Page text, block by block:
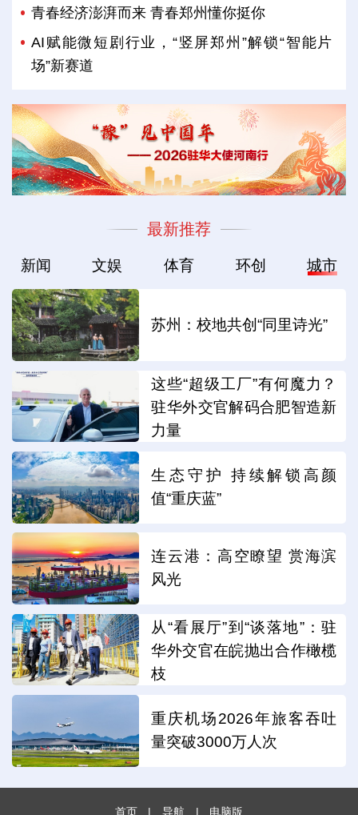
青春经济澎湃而来 青春郑州懂你挺你
AI赋能微短剧行业，“竖屏郑州”解锁“智能片
场”新赛道
最新推荐
新闻 文娱 体育 环创 城市
苏州：校地共创“同里诗光”
这些“超级工厂”有何魔力？
驻华外交官解码合肥智造新
力量
生态守护 持续解锁高颜
值“重庆蓝”
连云港：高空瞭望 赏海滨
风光
从“看展厅”到“谈落地”：驻
华外交官在皖抛出合作橄榄
枝
重庆机场2026年旅客吞吐
量突破3000万人次
首页 | 导航 | 电脑版